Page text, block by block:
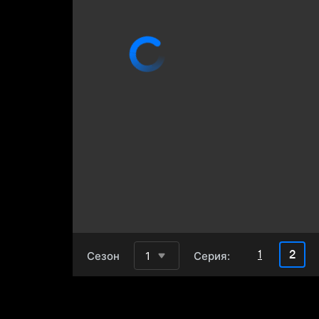
Сезон 1 Серия: 1 2